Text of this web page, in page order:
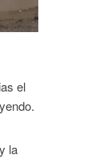
el
la